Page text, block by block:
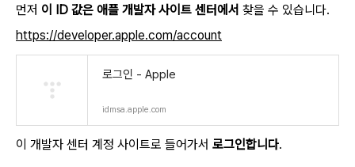
먼저 이 ID 값은 애플 개발자 사이트 센터에서 찾을 수 있습니다.
https://developer.apple.com/account
로그인 - Apple
idmsa.apple.com
이 개발자 센터 계정 사이트로 들어가서 로그인합니다.